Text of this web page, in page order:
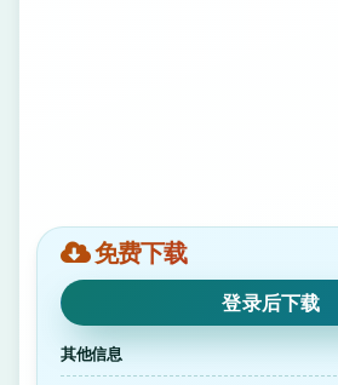
免费下载
登录后下载
其他信息